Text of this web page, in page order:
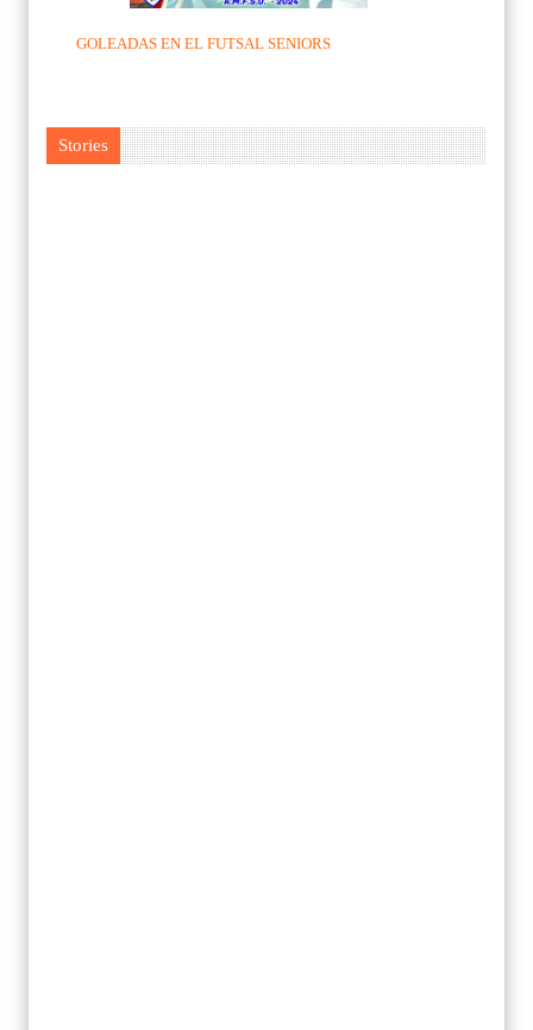
GOLEADAS EN EL FUTSAL SENIORS
Stories